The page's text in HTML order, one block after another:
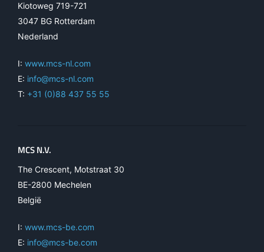
Kiotoweg 719-721
3047 BG Rotterdam
Nederland
I: www.mcs-nl.com
E: info@mcs-nl.com
T: +31 (0)88 437 55 55
MCS N.V.
The Crescent, Motstraat 30
BE-2800 Mechelen
België
I: www.mcs-be.com
E: info@mcs-be.com